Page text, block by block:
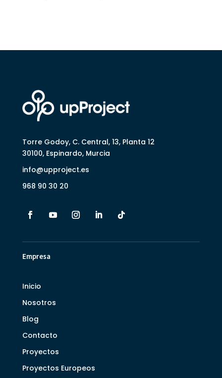
Torre Godoy, C. Central, 13, Planta 12
30100, Espinardo, Murcia
info@upproject.es
968 90 30 20
Empresa
Inicio
Nosotros
Blog
Contacto
Proyectos
Proyectos Europeos